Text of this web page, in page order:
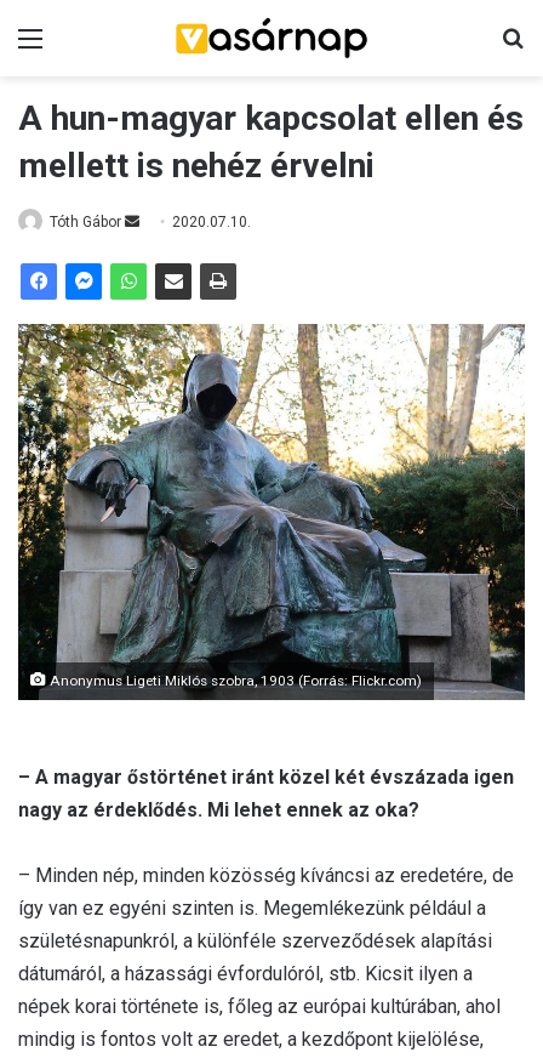
A hun-magyar kapcsolat ellen és
mellett is nehéz érvelni
Tóth Gábor
a
n
e
m
a
i
2020.07.10.
Anonymus Ligeti Miklós szobra, 1903 (Forrás: Flickr.com)
– A magyar őstörténet iránt közel két évszázada igen
nagy az érdeklődés. Mi lehet ennek az oka?
– Minden nép, minden közösség kíváncsi az eredetére, de
így van ez egyéni szinten is. Megemlékezünk például a
születésnapunkról, a különféle szerveződések alapítási
dátumáról, a házassági évfordulóról, stb. Kicsit ilyen a
népek korai története is, főleg az európai kultúrában, ahol
mindig is fontos volt az eredet, a kezdőpont kijelölése,